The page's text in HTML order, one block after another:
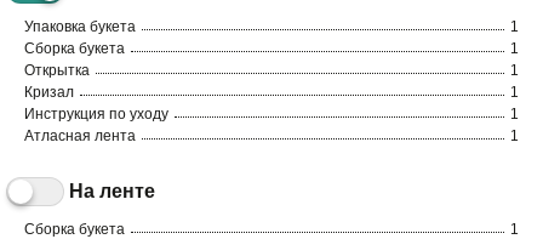
Упаковка букета
1
Сборка букета
1
Открытка
1
Кризал
1
Инструкция по уходу
1
Атласная лента
1
На ленте
Сборка букета
1